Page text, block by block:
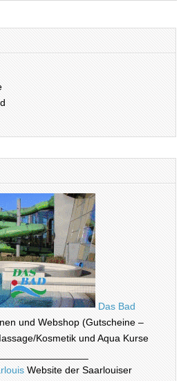
Das Bad
und Webshop (Gutscheine –
Kosmetik und Aqua Kurse
Website der Saarlouiser